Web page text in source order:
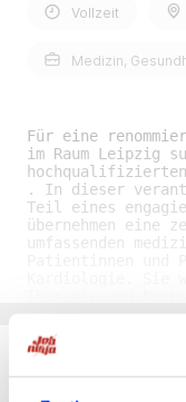
Vollzeit
Medizin,
Für eine
im Raum Leipzig
. In dieser
Teil eines
übernehmen
umfassenden
Krankheitsbilder
Expertise
Weiterentwicklung